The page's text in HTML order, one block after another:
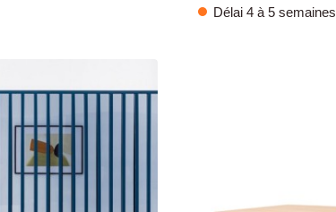
Délai 4 à 5 semaines